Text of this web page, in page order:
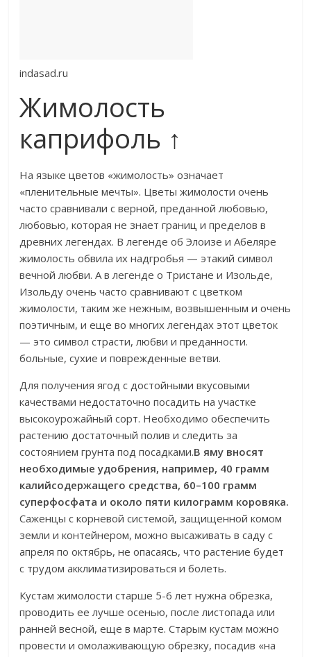
indasad.ru
Жимолость
каприфоль ↑
​На языке цветов «жимолость» означает
«пленительные мечты». Цветы жимолости очень
часто сравнивали с верной, преданной любовью,
любовью, которая не знает границ и пределов в
древних легендах. В легенде об Элоизе и Абеляре
жимолость обвила их надгробья — этакий символ
вечной любви. А в легенде о Тристане и Изольде,
Изольду очень часто сравнивают с цветком
жимолости, таким же нежным, возвышенным и очень
поэтичным, и еще во многих легендах этот цветок
— это символ страсти, любви и преданности.​​
больные, сухие и поврежденные ветви.​
​Для получения ягод с достойными вкусовыми
качествами недостаточно посадить на участке
высокоурожайный сорт. Необходимо обеспечить
растению достаточный полив и следить за
состоянием грунта под посадками.​​В яму вносят
необходимые удобрения, например, 40 грамм
калийсодержащего средства, 60–100 грамм
суперфосфата и около пяти килограмм коровяка.​
Саженцы с корневой системой, защищенной комом
земли и контейнером, можно высаживать в саду с
апреля по октябрь, не опасаясь, что растение будет
с трудом акклиматизироваться и болеть.​
​Кустам жимолости старше 5-6 лет нужна обрезка,
проводить ее лучше осенью, после листопада или
ранней весной, еще в марте. Старым кустам можно
провести и омолаживающую обрезку, посадив «на